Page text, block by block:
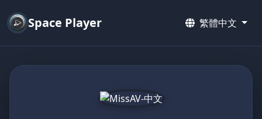
Space Player 繁體中文